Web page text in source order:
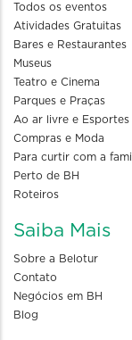
Todos os eventos
Atividades Gratuitas
Bares e Restaurantes
Museus
Teatro e Cinema
Parques e Praças
Ao ar livre e Esportes
Compras e Moda
Para curtir com a
Perto de BH
Roteiros
Saiba Mais
Sobre a Belotur
Contato
Negócios em BH
Blog